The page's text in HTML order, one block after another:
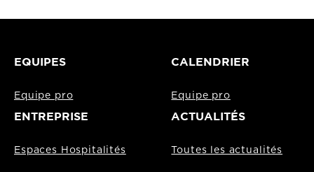
EQUIPES
Equipe pro
CALENDRIER
Equipe pro
ENTREPRISE
Espaces Hospitalités
ACTUALITÉS
Toutes les actualités